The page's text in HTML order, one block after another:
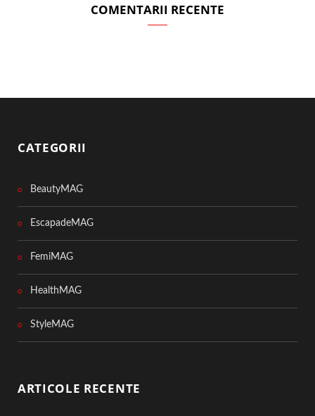
COMENTARII RECENTE
CATEGORII
BeautyMAG
EscapadeMAG
FemiMAG
HealthMAG
StyleMAG
ARTICOLE RECENTE